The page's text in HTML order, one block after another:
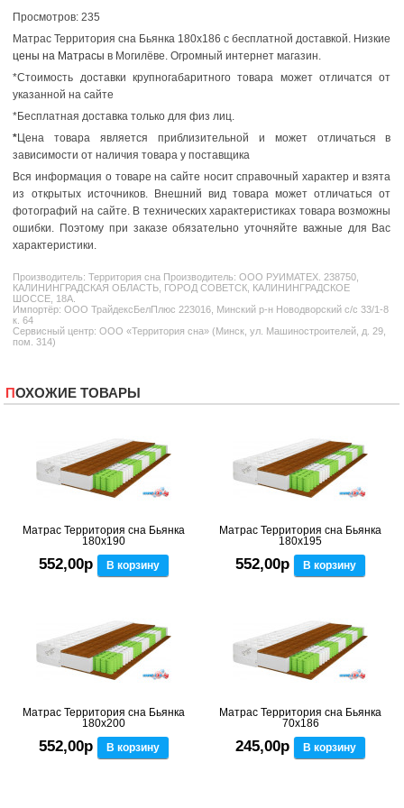
Просмотров: 235
Матрас Территория сна Бьянка 180x186 с бесплатной доставкой. Низкие
цены на Матрасы в Могилёве. Огромный интернет магазин.
*Стоимость доставки крупногабаритного товара может отличатся от
указанной на сайте
*Бесплатная доставка только для физ лиц.
*Цена товара является приблизительной и может отличаться в
зависимости от наличия товара у поставщика
Вся информация о товаре на сайте носит справочный характер и взята
из открытых источников. Внешний вид товара может отличаться от
фотографий на сайте. В технических характеристиках товара возможны
ошибки. Поэтому при заказе обязательно уточняйте важные для Вас
характеристики.
Производитель:Территория сна Производитель: ООО РУИМАТЕХ. 238750,
КАЛИНИНГРАДСКАЯ ОБЛАСТЬ, ГОРОД СОВЕТСК, КАЛИНИНГРАДСКОЕ
ШОССЕ, 18А.
Импортёр: ООО ТрайдексБелПлюс 223016, Минский р-н Новодворский с/с 33/1-8
к. 64
Сервисный центр: ООО «Территория сна» (Минск, ул. Машиностроителей, д. 29,
пом. 314)
ПОХОЖИЕ ТОВАРЫ
Матрас Территория сна Бьянка
180x190
552,00р В корзину
Матрас Территория сна Бьянка
180x195
552,00р В корзину
Матрас Территория сна Бьянка
180x200
552,00р В корзину
Матрас Территория сна Бьянка
70x186
245,00р В корзину